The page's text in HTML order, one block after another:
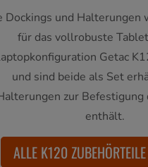
Dockings und Halterungen
für das vollrobuste
Getac
und sind beide als Set
zur
enthält.
ALLE K120